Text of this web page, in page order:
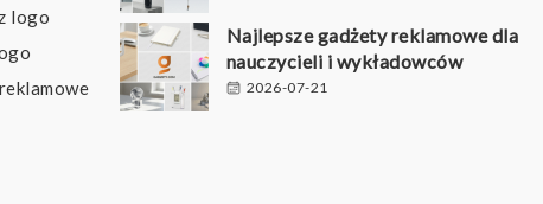
logo
Najlepsze gadżety reklamowe dla
nauczycieli i wykładowców
2026-07-21